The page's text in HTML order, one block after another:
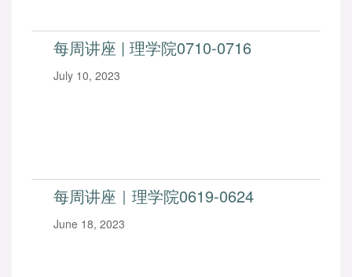
每周讲座 | 理学院0710-0716
July 10, 2023
每周讲座｜理学院0619-0624
June 18, 2023